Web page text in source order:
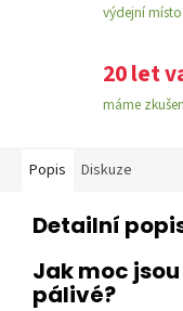
výdejní
20 let
máme
Popis Diskuze
Detailní
Jak moc
pálivé?